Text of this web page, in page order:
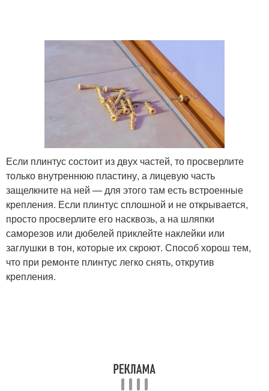
Если плинтус состоит из двух частей, то просверлите
только внутреннюю пластину, а лицевую часть
защелкните на ней — для этого там есть встроенные
крепления. Если плинтус сплошной и не открывается,
просто просверлите его насквозь, а на шляпки
саморезов или дюбелей приклейте наклейки или
заглушки в тон, которые их скроют. Способ хорош тем,
что при ремонте плинтус легко снять, открутив
крепления.